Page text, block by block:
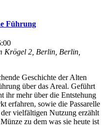
Führung
Krögel 2, Berlin, Berlin,
Geschichte der Alten
über das Areal. Geführt
mehr über die Entstehung
erfahren, sowie die Passarelle
vielfältigen Nutzung erzählt
zu dem was sie heute ist